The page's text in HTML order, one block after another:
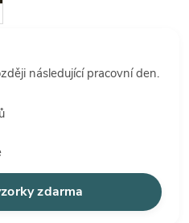
následující pracovní den.
zdarma